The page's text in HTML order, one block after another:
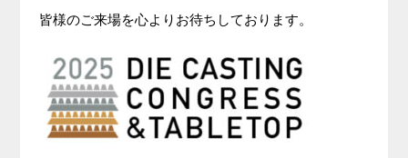
皆様のご来場を心よりお待ちしております。